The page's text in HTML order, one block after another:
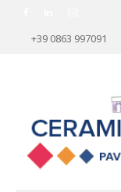
+39 0863 997091